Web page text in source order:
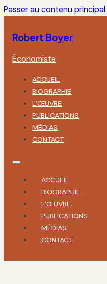
Passer au contenu principal
Robert Boyer
Économiste
ACCUEIL
BIOGRAPHIE
L’ŒUVRE
PUBLICATIONS
MÉDIAS
CONTACT
ACCUEIL
BIOGRAPHIE
L’ŒUVRE
PUBLICATIONS
MÉDIAS
CONTACT